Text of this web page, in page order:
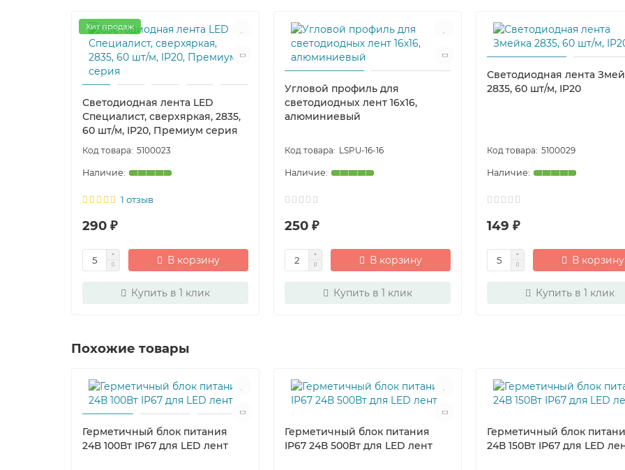
Хит продаж
Светодиодная лента LED
Специалист, сверхяркая, 2835,
60 шт/м, IP20, Премиум серия
5100023
1 отзыв
290 ₽
В корзину
Купить в 1 клик
Угловой профиль для
светодиодных лент 16х16,
алюминиевый
LSPU-16-16
250 ₽
В корзину
Купить в 1 клик
Светодиодная лента
2835, 60 шт/м, IP20
5100029
149 ₽
В корзину
Купить в 1 клик
Похожие товары
Герметичный блок питания
24В 100Вт IP67 для LED лент
Герметичный блок питания
IP67 24В 500Вт для LED лент
Герметичный блок
24В 150Вт IP67 для LED